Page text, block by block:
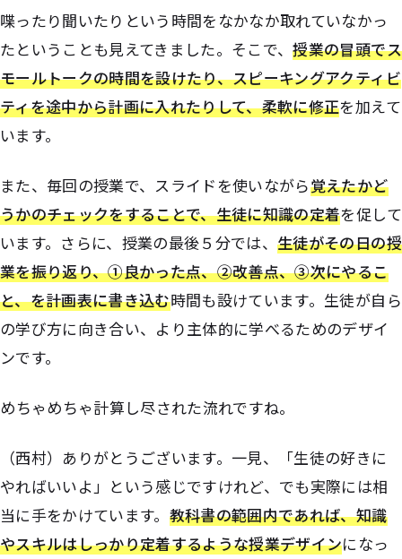
喋ったり聞いたりという時間をなかなか取れていなかっ
たということも見えてきました。そこで、授業の冒頭でス
モールトークの時間を設けたり、スピーキングアクティビ
ティを途中から計画に入れたりして、柔軟に修正を加えて
います。
また、毎回の授業で、スライドを使いながら覚えたかど
うかのチェックをすることで、生徒に知識の定着を促して
います。さらに、授業の最後５分では、生徒がその日の授
業を振り返り、①良かった点、②改善点、③次にやるこ
と、を計画表に書き込む時間も設けています。生徒が自ら
の学び方に向き合い、より主体的に学べるためのデザイ
ンです。
――めちゃめちゃ計算し尽された流れですね。
（西村）ありがとうございます。一見、「生徒の好きに
やればいいよ」という感じですけれど、でも実際には相
当に手をかけています。 教科書の範囲内であれば、知識
やスキルはしっかり定着するような授業デザインになっ